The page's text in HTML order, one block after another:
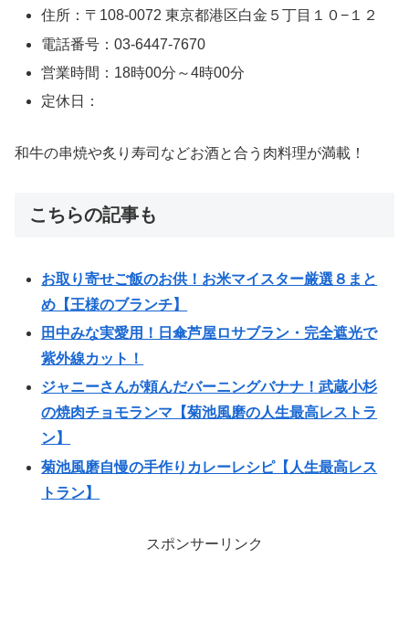
住所：〒108-0072 東京都港区白金５丁目１０−１２
電話番号：03-6447-7670
営業時間：18時00分～4時00分
定休日：
和牛の串焼や炙り寿司などお酒と合う肉料理が満載！
こちらの記事も
お取り寄せご飯のお供！お米マイスター厳選８まと
め【王様のブランチ】
田中みな実愛用！日傘芦屋ロサブラン・完全遮光で
紫外線カット！
ジャニーさんが頼んだバーニングバナナ！武蔵小杉
の焼肉チョモランマ【菊池風磨の人生最高レストラ
ン】
菊池風磨自慢の手作りカレーレシピ【人生最高レス
トラン】
スポンサーリンク